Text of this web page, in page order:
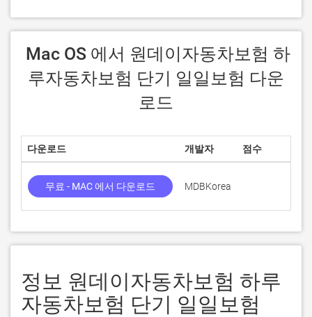
루자동차보험 단기 일일보험 다운
로드
다운로드 개발자 점수
무료 - MAC 에서 다운로드 MDBKorea
정보 원데이자동차보험 하루
자동차보험 단기 일일보험